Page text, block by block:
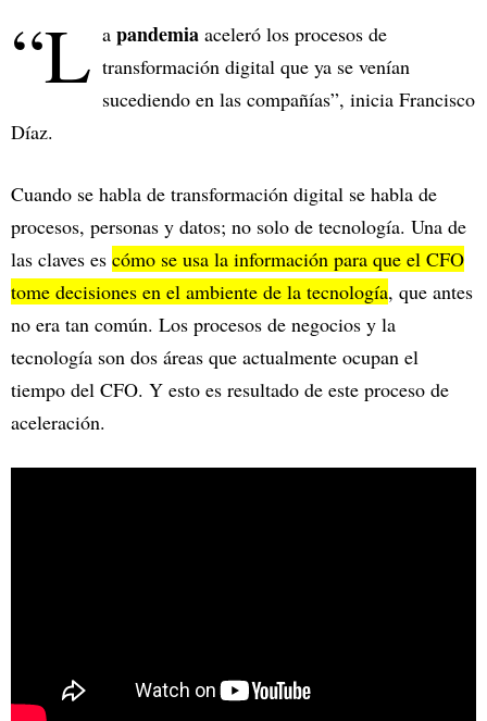
“L a pandemia aceleró los procesos de
transformación digital que ya se venían
sucediendo en las compañías”, inicia Francisco
Díaz.
Cuando se habla de transformación digital se habla de
procesos, personas y datos; no solo de tecnología. Una de
las claves es cómo se usa la información para que el CFO
tome decisiones en el ambiente de la tecnología, que antes
no era tan común. Los procesos de negocios y la
tecnología son dos áreas que actualmente ocupan el
tiempo del CFO. Y esto es resultado de este proceso de
aceleración.